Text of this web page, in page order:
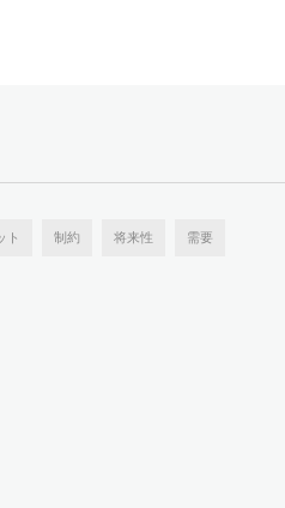
ト 制約 将来性 需要